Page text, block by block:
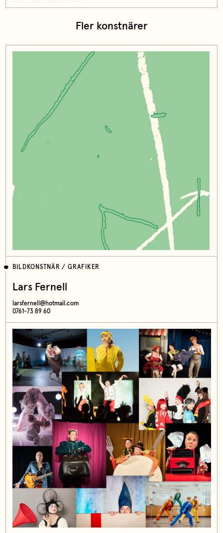
Fler konstnärer
BILDKONSTNÄR / GRAFIKER
Lars Fernell
larsfernell@hotmail.com
0761-73 89 60